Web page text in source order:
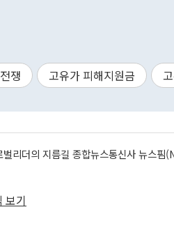
전쟁 고유가 피해지원금
벌리더의 지름길 종합뉴스통신사 뉴스
보기